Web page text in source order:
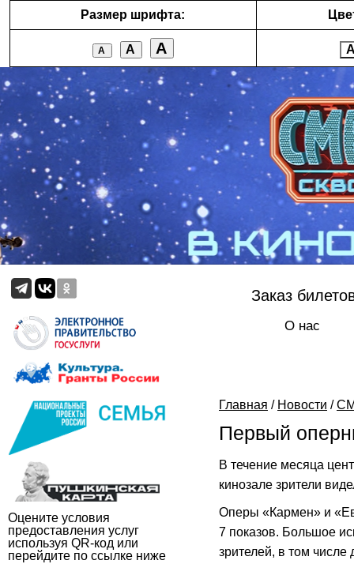
Размер шрифта:
А А А
Оцените условия
предоставления услуг
используя QR-код или
перейдите по ссылке ниже
Заказ
О нас
Главная / Новости /
Первый
В течение месяца
кинозале зрители
Оперы «Кармен» и
7 показов. Большое
зрителей, в том